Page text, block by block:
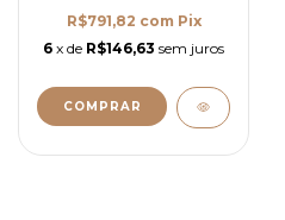
R$791,82 com Pix
6 x de R$146,63 sem juros
COMPRAR